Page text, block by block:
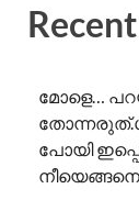
മോളെ…
പോയി
നീയെങ്ങനെ